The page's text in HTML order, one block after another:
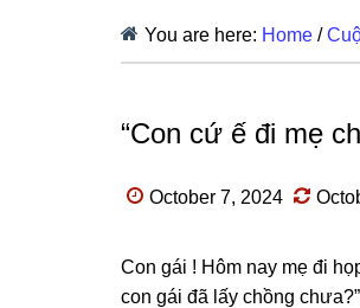
You are here: Home /
“Con cứ ế đi mẹ
October 7, 2024
Con ɡái ! Hôm nay mẹ đi
con ɡái đã lấy chồnɡ